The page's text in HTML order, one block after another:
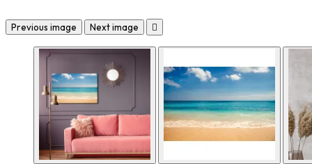
Previous image Next image 